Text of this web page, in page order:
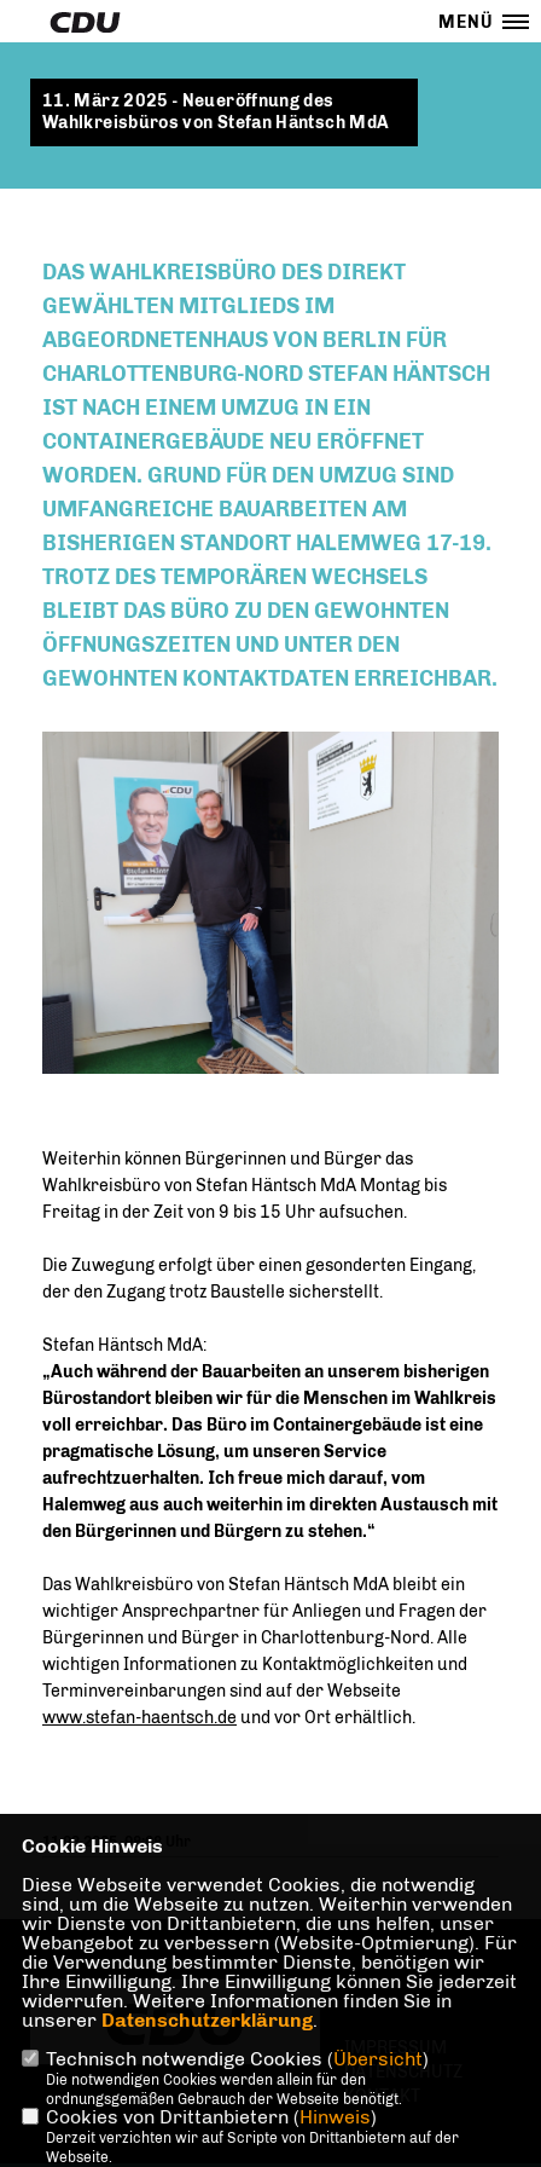
MENÜ
11. März 2025 - Neueröffnung des
Wahlkreisbüros von Stefan Häntsch MdA
DAS WAHLKREISBÜRO DES DIREKT
GEWÄHLTEN MITGLIEDS IM
ABGEORDNETENHAUS VON BERLIN FÜR
CHARLOTTENBURG-NORD STEFAN HÄNTSCH
IST NACH EINEM UMZUG IN EIN
CONTAINERGEBÄUDE NEU ERÖFFNET
WORDEN. GRUND FÜR DEN UMZUG SIND
UMFANGREICHE BAUARBEITEN AM
BISHERIGEN STANDORT HALEMWEG 17-19.
TROTZ DES TEMPORÄREN WECHSELS
BLEIBT DAS BÜRO ZU DEN GEWOHNTEN
ÖFFNUNGSZEITEN UND UNTER DEN
GEWOHNTEN KONTAKTDATEN ERREICHBAR.
Weiterhin können Bürgerinnen und Bürger das
Wahlkreisbüro von Stefan Häntsch MdA Montag bis
Freitag in der Zeit von 9 bis 15 Uhr aufsuchen.
Die Zuwegung erfolgt über einen gesonderten Eingang,
der den Zugang trotz Baustelle sicherstellt.
Stefan Häntsch MdA:
Auch während der Bauarbeiten an unserem bisherigen
Bürostandort bleiben wir für die Menschen im Wahlkreis
voll erreichbar. Das Büro im Containergebäude ist eine
pragmatische Lösung, um unseren Service
aufrechtzuerhalten. Ich freue mich darauf, vom
Halemweg aus auch weiterhin im direkten Austausch mit
den Bürgerinnen und Bürgern zu stehen.“
Das Wahlkreisbüro von Stefan Häntsch MdA bleibt ein
wichtiger Ansprechpartner für Anliegen und Fragen der
Bürgerinnen und Bürger in Charlottenburg-Nord. Alle
wichtigen Informationen zu Kontaktmöglichkeiten und
Terminvereinbarungen sind auf der Webseite
www.stefan-haentsch.de und vor Ort erhältlich.
11.03.2025, 08:08 Uhr
IMPRESSUM
DATENSCHUTZ
KONTAKT
Cookie Hinweis
Diese Webseite verwendet Cookies, die notwendig
sind, um die Webseite zu nutzen. Weiterhin verwenden
wir Dienste von Drittanbietern, die uns helfen, unser
Webangebot zu verbessern (Website-Optmierung). Für
die Verwendung bestimmter Dienste, benötigen wir
Ihre Einwilligung. Ihre Einwilligung können Sie jederzeit
widerrufen. Weitere Informationen finden Sie in
unserer Datenschutzerklärung.
Technisch notwendige Cookies (Übersicht)
Die notwendigen Cookies werden allein für den
ordnungsgemäßen Gebrauch der Webseite benötigt.
Cookies von Drittanbietern (Hinweis)
Derzeit verzichten wir auf Scripte von Drittanbietern auf der
Webseite.